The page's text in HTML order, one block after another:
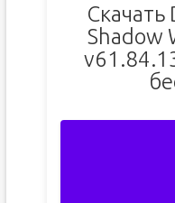
Скачать
Shadow